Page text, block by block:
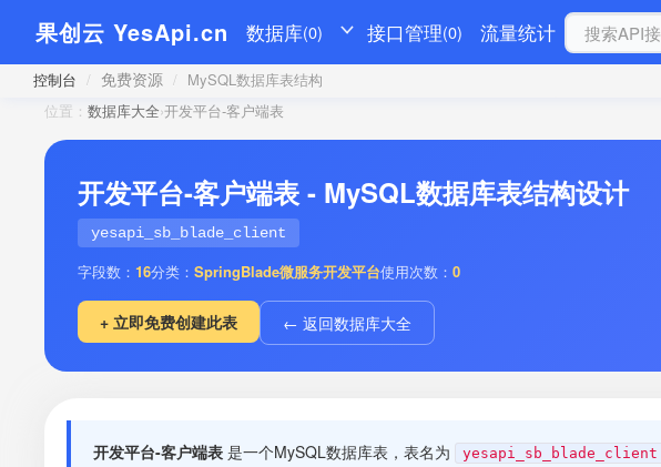
果创云 YesApi.cn 数据库(0) 接口管理(0) 流量统计
控制台 / 免费资源 / MySQL数据库表结构
位置： 数据库大全›开发平台-客户端表
开发平台-客户端表 - MySQL数据库表结构设计
yesapi_sb_blade_client
字段数： 16分类： SpringBlade微服务开发平台使用次数： 0
+ 立即免费创建此表 ← 返回数据库大全
开发平台-客户端表 是一个MySQL数据库表，表名为 yesapi_sb_blade_client